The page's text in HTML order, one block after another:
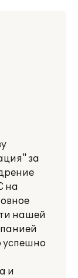
за
на
нашей
успешно
и